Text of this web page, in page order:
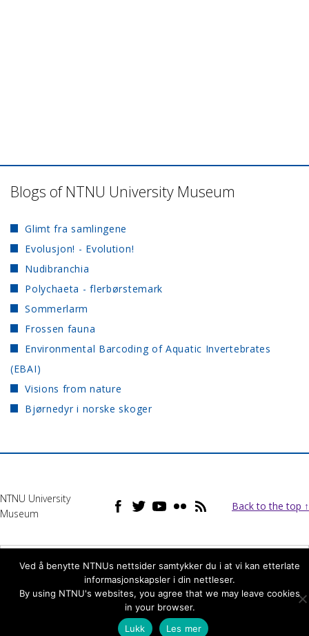
Blogs of NTNU University Museum
Glimt fra samlingene
Evolusjon! - Evolution!
Nudibranchia
Polychaeta - flerbørstemark
Sommerlarm
Frossen fauna
Environmental Barcoding of Aquatic Invertebrates
(EBAI)
Visions from nature
Bjørnedyr i norske skoger
NTNU University
Museum
Back to the top ↑
Norwegian Bokmål
Ved å benytte NTNUs nettsider samtykker du i at vi kan etterlate
informasjonskapsler i din nettleser.
By using NTNU's websites, you agree that we may leave cookies
in your browser.
Lukk
Les mer